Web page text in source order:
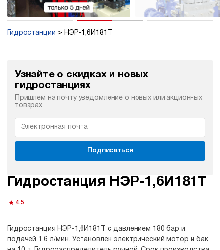
Гидростанции НЭР-1,6И181Т
Узнайте о скидках и новых
гидростанциях
Пришлем на почту уведомление о новых или акционных
товарах
Подписаться
Гидростанция НЭР-1,6И181Т
4.5
Гидростанция НЭР-1,6И181Т с давлением 180 бар и
подачей 1.6 л/мин. Установлен электрический мотор и бак